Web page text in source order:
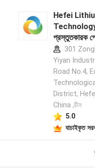
Hefei
প্রস্তুতকারক
301
Yiyan
Road No.4,
District,
China ,চীন
5.0
যাচাইকৃত